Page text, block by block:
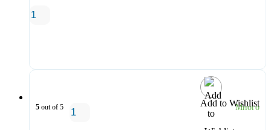
Add to Wishlist
5 out of 5 Много